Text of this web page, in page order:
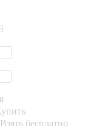
бесплатно